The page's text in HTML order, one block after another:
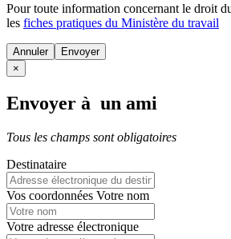
Pour toute information concernant le droit
les fiches pratiques du Ministère du travail
Annuler
×
Envoyer à un ami
Tous les champs sont obligatoires
Destinataire
Vos coordonnées Votre nom
Votre adresse électronique